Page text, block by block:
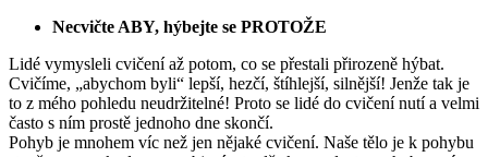
Necvičte ABY, hýbejte se PROTOŽE
Lidé vymysleli cvičení až potom, co se přestali přirozeně hýbat.
Cvičíme, „abychom byli“ lepší, hezčí, štíhlejší, silnější! Jenže tak je
to z mého pohledu neudržitelné! Proto se lidé do cvičení nutí a velmi
často s ním prostě jednoho dne skončí.
Pohyb je mnohem víc než jen nějaké cvičení. Naše tělo je k pohybu